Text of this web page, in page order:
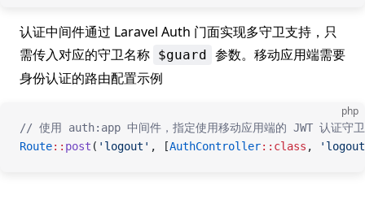
认证中间件通过 Laravel Auth 门面实现多守卫支持，只
需传入对应的守卫名称 $guard 参数。移动应用端需要
身份认证的路由配置示例
php
// 使用 auth:app 中间件，指定使用移动应用端的 JWT 认证守卫
Route:: post ( 'logout' , [AuthController::class ,